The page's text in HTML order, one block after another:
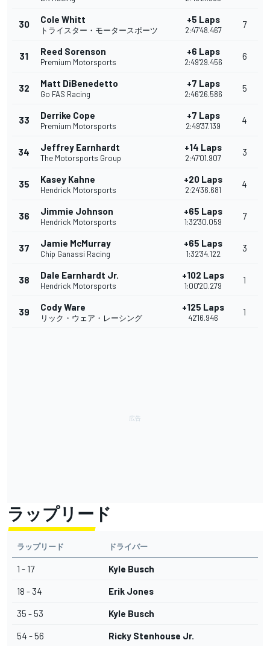
30 Cole Whitt
トライスター・モータースポーツ
+5 Laps
2:47'48.467
7
31 Reed Sorenson
Premium Motorsports
+6 Laps
2:49'29.456
6
32 Matt DiBenedetto
Go FAS Racing
+7 Laps
2:46'26.586
5
33 Derrike Cope
Premium Motorsports
+7 Laps
2:49'37.139
4
34 Jeffrey Earnhardt
The Motorsports Group
+14 Laps
2:47'01.907
3
35 Kasey Kahne
Hendrick Motorsports
+20 Laps
2:24'36.681
4
36 Jimmie Johnson
Hendrick Motorsports
+65 Laps
1:32'30.059
7
37 Jamie McMurray
Chip Ganassi Racing
+65 Laps
1:32'34.122
3
38 Dale Earnhardt Jr.
Hendrick Motorsports
+102 Laps
1:00'20.279
1
39 Cody Ware
リック・ウェア・レーシング
+125 Laps
42'16.946
1
ラップリード
ラップリード ドライバー
1 - 17 Kyle Busch
18 - 34 Erik Jones
35 - 53 Kyle Busch
54 - 56 Ricky Stenhouse Jr.